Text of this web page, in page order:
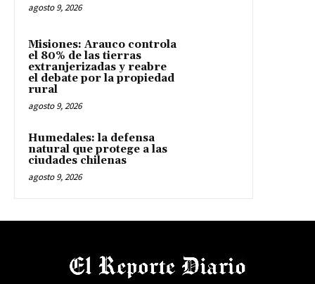
agosto 9, 2026
Misiones: Arauco controla
el 80% de las tierras
extranjerizadas y reabre
el debate por la propiedad
rural
agosto 9, 2026
Humedales: la defensa
natural que protege a las
ciudades chilenas
agosto 9, 2026